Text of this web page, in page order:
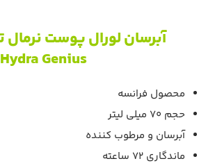
Hydra Genius
محصول فرانسه
حجم 70 میلی لیتر
آبرسان و مرطوب کننده
ماندگاری 72 ساعته